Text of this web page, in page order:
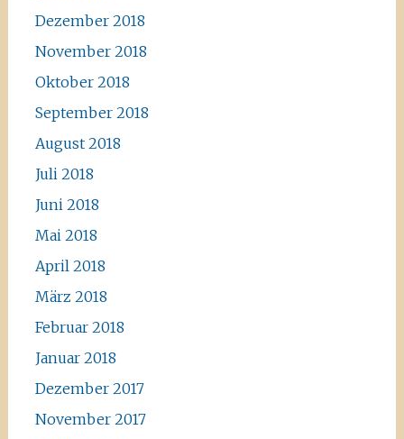
Dezember 2018
November 2018
Oktober 2018
September 2018
August 2018
Juli 2018
Juni 2018
Mai 2018
April 2018
März 2018
Februar 2018
Januar 2018
Dezember 2017
November 2017